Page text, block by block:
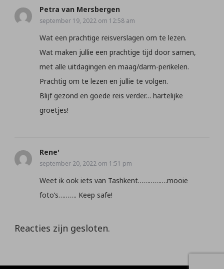
Petra van Mersbergen
september 19, 2022 om 12:58 am
Wat een prachtige reisverslagen om te lezen.
Wat maken jullie een prachtige tijd door samen,
met alle uitdagingen en maag/darm-perikelen.
Prachtig om te lezen en jullie te volgen.
Blijf gezond en goede reis verder… hartelijke
groetjes!
Rene'
september 20, 2022 om 1:51 pm
Weet ik ook iets van Tashkent…………….mooie
foto’s………. Keep safe!
Reacties zijn gesloten.